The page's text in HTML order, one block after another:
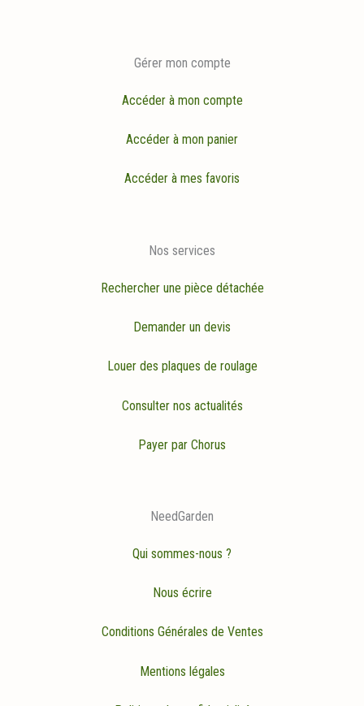
Gérer mon compte
Accéder à mon compte
Accéder à mon panier
Accéder à mes favoris
Nos services
Rechercher une pièce détachée
Demander un devis
Louer des plaques de roulage
Consulter nos actualités
Payer par Chorus
NeedGarden
Qui sommes-nous ?
Nous écrire
Conditions Générales de Ventes
Mentions légales